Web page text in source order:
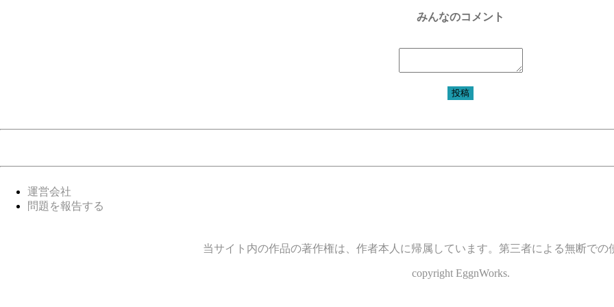
みんなのコメント
投稿
運営会社
問題を報告する
当サイト内の作品の著作権は、作者本人に帰属しています。第三者による無断での
copyright EggnWorks.